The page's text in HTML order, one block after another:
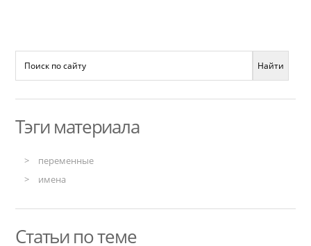
Тэги материала
переменные
имена
Статьи по теме